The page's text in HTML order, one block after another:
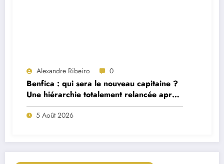
Alexandre Ribeiro 0
Benfica : qui sera le nouveau capitaine ?
Une hiérarchie totalement relancée après
deux départs majeurs
5 Août 2026